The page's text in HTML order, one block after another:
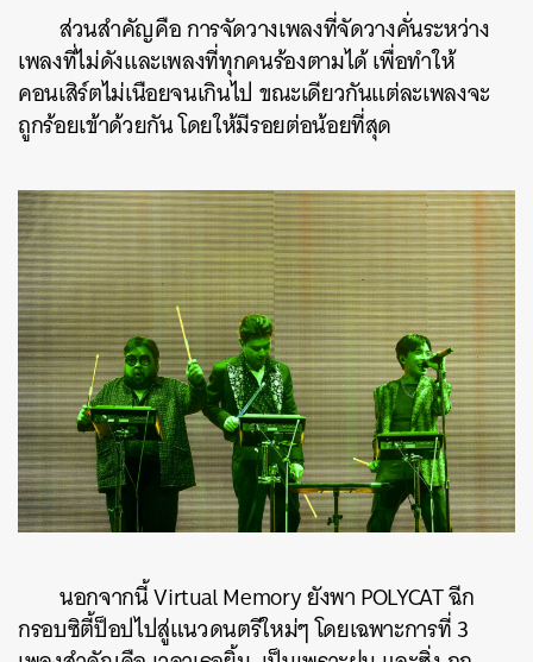
ส่วนสำคัญคือ การจัดวางเพลงที่จัดวางคั่นระหว่าง
เพลงที่ไม่ดังและเพลงที่ทุกคนร้องตามได้ เพื่อทำให้
คอนเสิร์ตไม่เนือยจนเกินไป ขณะเดียวกันแต่ละเพลงจะ
ถูกร้อยเข้าด้วยกัน โดยให้มีรอยต่อน้อยที่สุด
นอกจากนี้ Virtual Memory ยังพา POLYCAT ฉีก
กรอบซิตี้ป็อปไปสู่แนวดนตรีใหม่ๆ โดยเฉพาะการที่ 3